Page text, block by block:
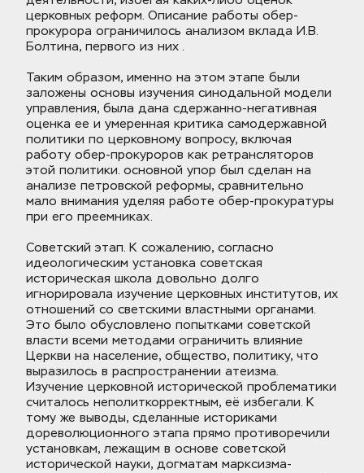
церковных реформ. Описание работы обер-
прокурора ограничилось анализом вклада И.В.
Болтина, первого из них .
Таким образом, именно на этом этапе были
заложены основы изучения синодальной модели
управления, была дана сдержанно-негативная
оценка ее и умеренная критика самодержавной
политики по церковному вопросу, включая
работу обер-прокуроров как ретрансляторов
этой политики. основной упор был сделан на
анализе петровской реформы, сравнительно
мало внимания уделяя работе обер-прокуратуры
при его преемниках.
Советский этап. К сожалению, согласно
идеологическим установка советская
историческая школа довольно долго
игнорировала изучение церковных институтов, их
отношений со светскими властными органами.
Это было обусловлено попытками советской
власти всеми методами ограничить влияние
Церкви на население, общество, политику, что
выразилось в распространении атеизма.
Изучение церковной исторической проблематики
считалось неполиткорректным, её избегали. К
тому же выводы, сделанные историками
дореволюционного этапа прямо противоречили
установкам, лежащим в основе советской
исторической науки, догматам марксизма-